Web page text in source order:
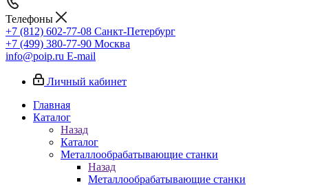
Телефоны
+7 (812) 602-77-08 Санкт-Петербург
+7 (499) 380-77-90 Москва
info@poip.ru E-mail
Личный кабинет
Главная
Каталог
Назад
Каталог
Металлообрабатывающие станки
Назад
Металлообрабатывающие станки